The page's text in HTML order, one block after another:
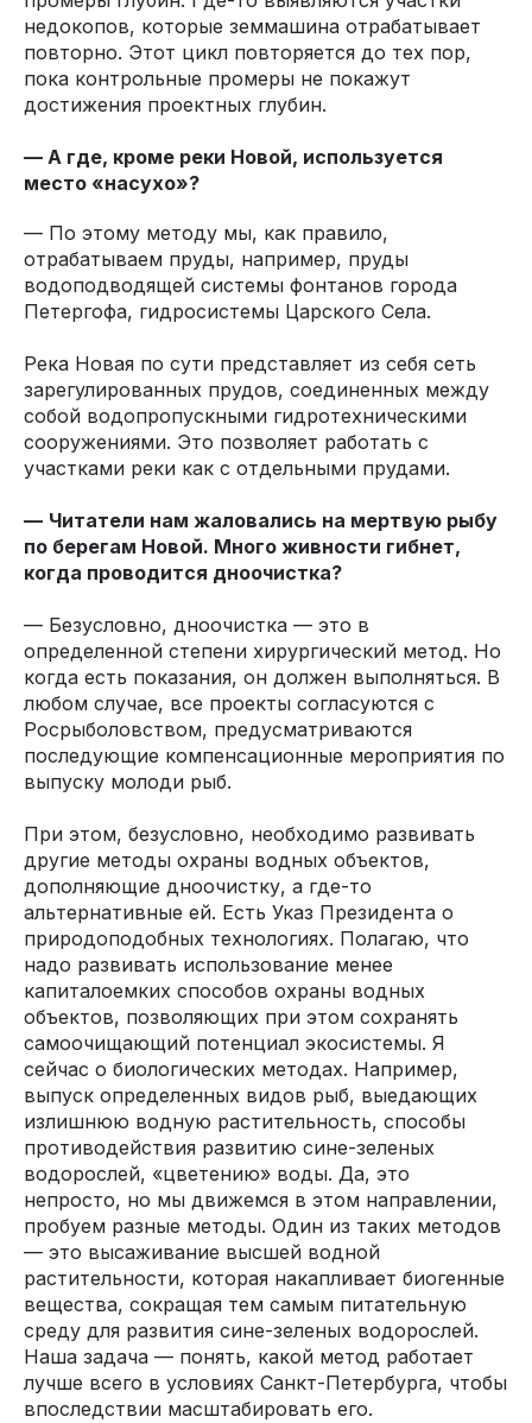
недокопов, которые земмашина отрабатывает
повторно. Этот цикл повторяется до тех пор,
пока контрольные промеры не покажут
достижения проектных глубин.
— А где, кроме реки Новой, используется
место «насухо»?
— По этому методу мы, как правило,
отрабатываем пруды, например, пруды
водоподводящей системы фонтанов города
Петергофа, гидросистемы Царского Села.
Река Новая по сути представляет из себя сеть
зарегулированных прудов, соединенных между
собой водопропускными гидротехническими
сооружениями. Это позволяет работать с
участками реки как с отдельными прудами.
— Читатели нам жаловались на мертвую рыбу
по берегам Новой. Много живности гибнет,
когда проводится дноочистка?
— Безусловно, дноочистка — это в
определенной степени хирургический метод. Но
когда есть показания, он должен выполняться. В
любом случае, все проекты согласуются с
Росрыболовством, предусматриваются
последующие компенсационные мероприятия по
выпуску молоди рыб.
При этом, безусловно, необходимо развивать
другие методы охраны водных объектов,
дополняющие дноочистку, а где-то
альтернативные ей. Есть Указ Президента о
природоподобных технологиях. Полагаю, что
надо развивать использование менее
капиталоемких способов охраны водных
объектов, позволяющих при этом сохранять
самоочищающий потенциал экосистемы. Я
сейчас о биологических методах. Например,
выпуск определенных видов рыб, выедающих
излишнюю водную растительность, способы
противодействия развитию сине-зеленых
водорослей, «цветению» воды. Да, это
непросто, но мы движемся в этом направлении,
пробуем разные методы. Один из таких методов
— это высаживание высшей водной
растительности, которая накапливает биогенные
вещества, сокращая тем самым питательную
среду для развития сине-зеленых водорослей.
Наша задача — понять, какой метод работает
лучше всего в условиях Санкт-Петербурга, чтобы
впоследствии масштабировать его.